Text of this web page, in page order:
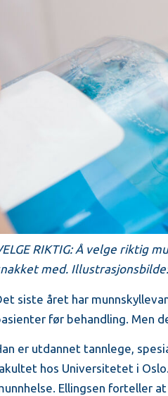
RIKTIG: Å velge riktig
med.
siste året har
før behandling. Men
er utdannet tannlege,
hos Universitetet i
Ellingsen forteller